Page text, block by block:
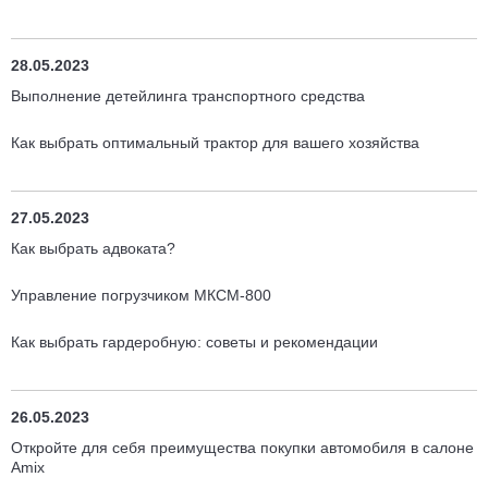
28.05.2023
Выполнение детейлинга транспортного средства
Как выбрать оптимальный трактор для вашего хозяйства
27.05.2023
Как выбрать адвоката?
Управление погрузчиком МКСМ-800
Как выбрать гардеробную: советы и рекомендации
26.05.2023
Откройте для себя преимущества покупки автомобиля в салоне
Amix